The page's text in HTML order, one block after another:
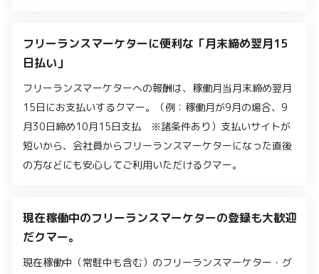
フリーランスマーケターに便利な「月末締め翌月15
日払い」
フリーランスマーケターへの報酬は、稼働月当月末締め翌月
15日にお支払いするクマー。（例：稼働月が9月の場合、9
月30日締め10月15日支払 ※諸条件あり）支払いサイトが
短いから、会社員からフリーランスマーケターになった直後
の方などにも安心してご利用いただけるクマー。
現在稼働中のフリーランスマーケターの登録も大歓迎
だクマー。
現在稼働中（常駐中も含む）のフリーランスマーケター・グ